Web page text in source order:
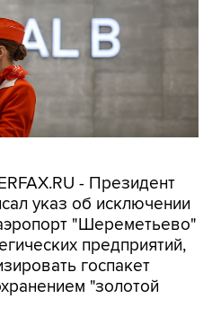
- Президент
указ об исключении
"Шереметьево"
предприятий,
госпакет
"золотой